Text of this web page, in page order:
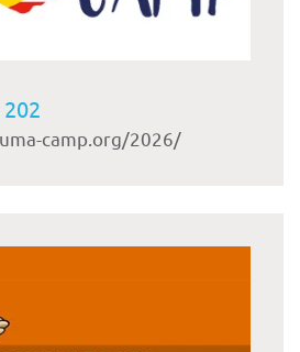
camp.org/2026/